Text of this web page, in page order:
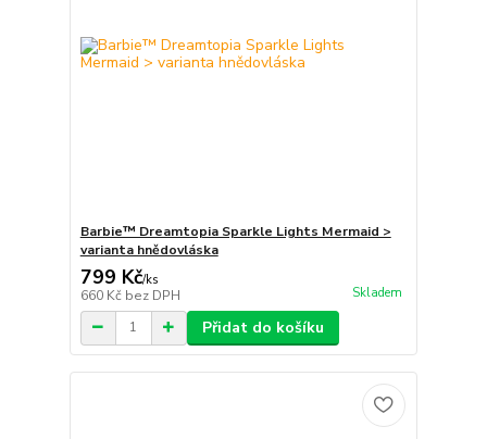
Barbie™ Dreamtopia Sparkle Lights Mermaid >
varianta hnědovláska
799 Kč/ks
660 Kč bez DPH Skladem
Přidat do košíku